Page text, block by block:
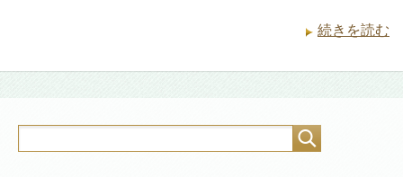
続きを読む